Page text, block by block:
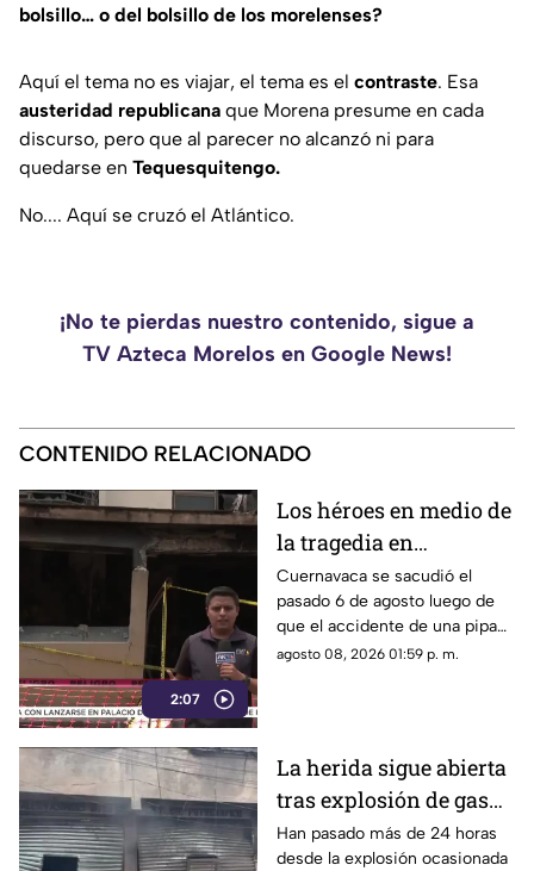
bolsillo… o del bolsillo de los morelenses?
Aquí el tema no es viajar, el tema es el contraste. Esa
austeridad republicana que Morena presume en cada
discurso, pero que al parecer no alcanzó ni para
quedarse en Tequesquitengo.
No.... Aquí se cruzó el Atlántico.
¡No te pierdas nuestro contenido, sigue a
TV Azteca Morelos en Google News!
CONTENIDO RELACIONADO
2:07
Los héroes en medio de
la tragedia en
Cuernavaca
Cuernavaca se sacudió el
pasado 6 de agosto luego de
que el accidente de una pipa
provocara una explosión en la
agosto 08, 2026 01:59 p. m.
La herida sigue abierta
tras explosión de gas
LP en Cuernavaca
Han pasado más de 24 horas
desde la explosión ocasionada